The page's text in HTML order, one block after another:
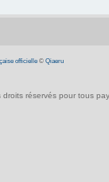
officielle© Qiaeru
droits réservés pour tous